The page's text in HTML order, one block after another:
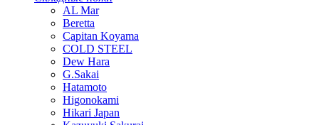
AL Mar
Beretta
Capitan Koyama
COLD STEEL
Dew Hara
G.Sakai
Hatamoto
Higonokami
Hikari Japan